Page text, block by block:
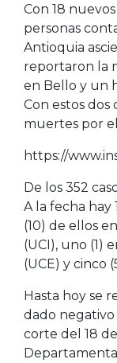
Con 18
personas
Antioquia
reportaron la
en Bello y un
Con estos dos
muertes por
https://
De los 352
A la fecha hay
(10) de ellos
(UCI), uno (1)
(UCE) y cinco
Hasta hoy se
dado
corte del 18